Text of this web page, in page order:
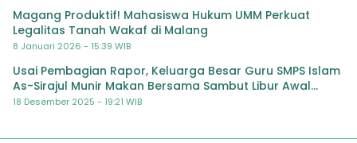
Magang Produktif! Mahasiswa Hukum UMM Perkuat
Legalitas Tanah Wakaf di Malang
8 Januari 2026 - 15:39 WIB
Usai Pembagian Rapor, Keluarga Besar Guru SMPS Islam
As-Sirajul Munir Makan Bersama Sambut Libur Awal
Semester
18 Desember 2025 - 19:21 WIB